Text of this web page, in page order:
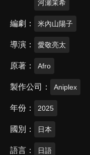
河瀬茉希
編劇 米內山陽子
導演 愛敬亮太
原著 Afro
製作公司 Aniplex
年份 2025
國別 日本
語言 日語